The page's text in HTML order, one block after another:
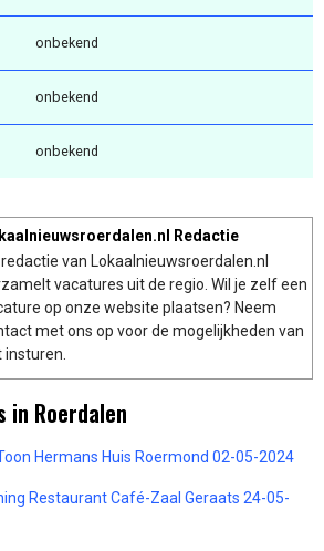
onbekend
onbekend
onbekend
Redactie
redactie van Lokaalnieuwsroerdalen.nl
vacatures uit de regio. Wil je zelf een
op onze website plaatsen? Neem
met ons op voor de mogelijkheden van
insturen.
in Roerdalen
Hermans Huis Roermond 02-05-2024
Restaurant Café-Zaal Geraats 24-05-